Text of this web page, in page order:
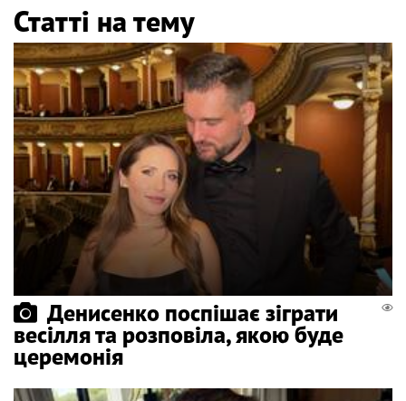
Статті на тему
Денисенко поспішає зіграти
весілля та розповіла, якою буде
церемонія